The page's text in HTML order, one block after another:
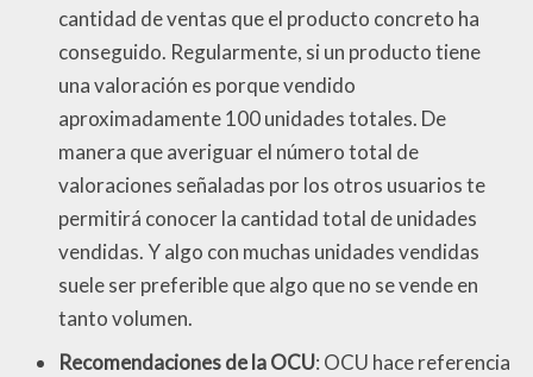
cantidad de ventas que el producto concreto ha
conseguido. Regularmente, si un producto tiene
una valoración es porque vendido
aproximadamente 100 unidades totales. De
manera que averiguar el número total de
valoraciones señaladas por los otros usuarios te
permitirá conocer la cantidad total de unidades
vendidas. Y algo con muchas unidades vendidas
suele ser preferible que algo que no se vende en
tanto volumen.
Recomendaciones de la OCU: OCU hace referencia